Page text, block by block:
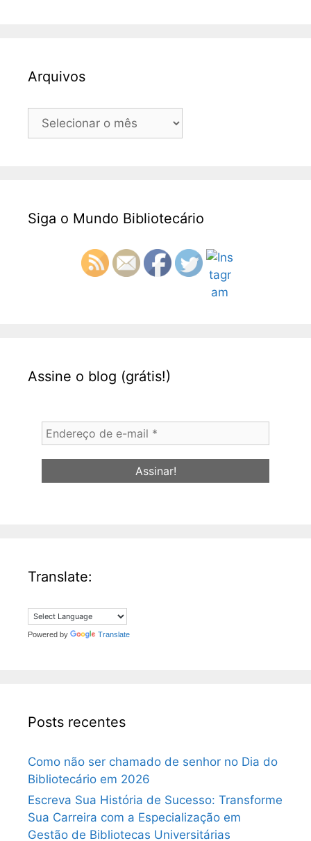
Arquivos
Arquivos
Siga o Mundo Bibliotecário
Assine o blog (grátis!)
Endereço
de
e-
Translate:
Powered by Translate
Posts recentes
Como não ser chamado de senhor no Dia do
Bibliotecário em 2026
Escreva Sua História de Sucesso: Transforme
Sua Carreira com a Especialização em
Gestão de Bibliotecas Universitárias